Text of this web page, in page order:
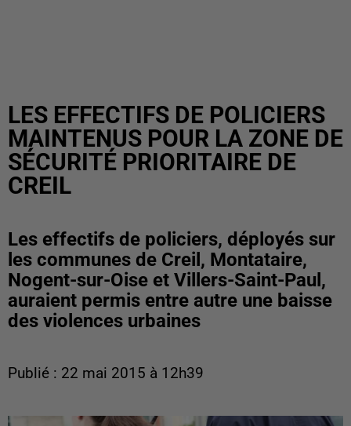
LES EFFECTIFS DE POLICIERS
MAINTENUS POUR LA ZONE DE
SÉCURITÉ PRIORITAIRE DE
CREIL
Les effectifs de policiers, déployés sur
les communes de Creil, Montataire,
Nogent-sur-Oise et Villers-Saint-Paul,
auraient permis entre autre une baisse
des violences urbaines
Publié : 22 mai 2015 à 12h39